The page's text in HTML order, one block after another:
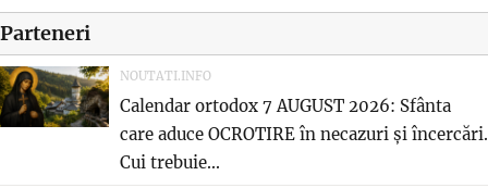
Parteneri
NOUTATI.INFO
Calendar ortodox 7 AUGUST 2026: Sfânta
care aduce OCROTIRE în necazuri și încercări.
Cui trebuie...